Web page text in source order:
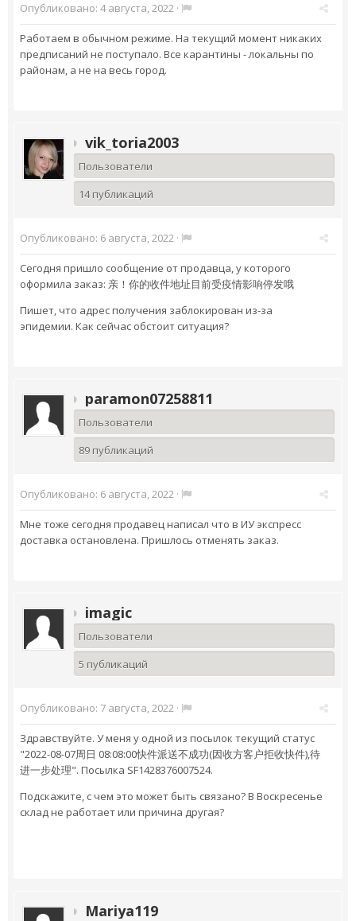
Опубликовано: 4 августа, 2022 ·
Работаем в обычном режиме. На текущий момент никаких
предписаний не поступало. Все карантины - локальны по
районам, а не на весь город.
vik_toria2003
Пользователи
14 публикаций
Опубликовано: 6 августа, 2022 ·
Сегодня пришло сообщение от продавца, у которого
оформила заказ: 亲！你的收件地址目前受疫情影响停发哦
Пишет, что адрес получения заблокирован из-за
эпидемии. Как сейчас обстоит ситуация?
paramon07258811
Пользователи
89 публикаций
Опубликовано: 6 августа, 2022 ·
Мне тоже сегодня продавец написал что в ИУ экспресс
доставка остановлена. Пришлось отменять заказ.
imagic
Пользователи
5 публикаций
Опубликовано: 7 августа, 2022 ·
Здравствуйте. У меня у одной из посылок текущий статус
"2022-08-07周日 08:08:00快件派送不成功(因收方客户拒收快件),待
进一步处理". Посылка SF1428376007524.
Подскажите, с чем это может быть связано? В Воскресенье
склад не работает или причина другая?
Mariya119